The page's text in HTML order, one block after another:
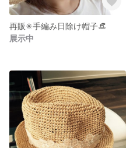
再販✳︎手編み日除け帽子👒
展示中